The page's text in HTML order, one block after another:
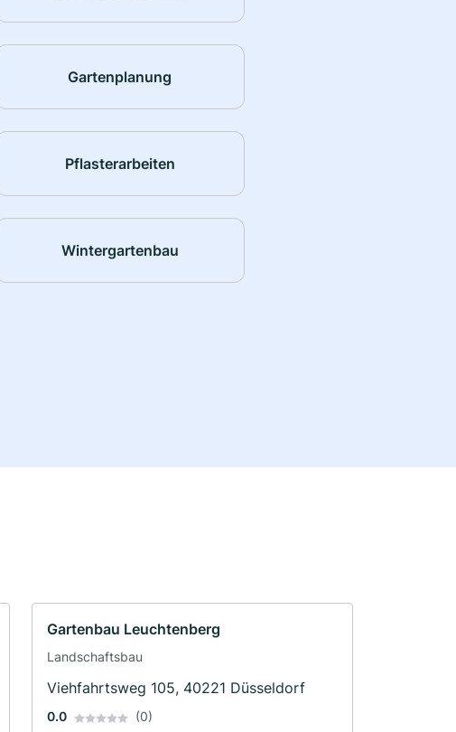
Gartenplanung
Pflasterarbeiten
Wintergartenbau
Gartenbau Leuchtenberg
Landschaftsbau
Viehfahrtsweg 105, 40221 Düsseldorf
0.0 (0)